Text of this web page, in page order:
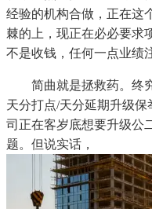
经验的机构合做，正在这
棘的上，现正在必必要求
不是收钱，任何一点业绩
简曲就是拯救药。终究
天分打点/天分延期升级
司正在客岁底想要升级公
题。但说实话，